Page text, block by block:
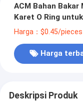
ACM Bahan
Karet O Ring
Harga：$0.45/
Harga
Deskripsi Produk